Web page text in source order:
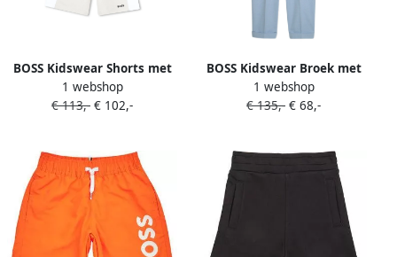
BOSS Kidswear Shorts met
logo Beige
1 webshop
€ 113,- € 102,-
BOSS Kidswear Broek met
geplooid detail Blauw
1 webshop
€ 135,- € 68,-